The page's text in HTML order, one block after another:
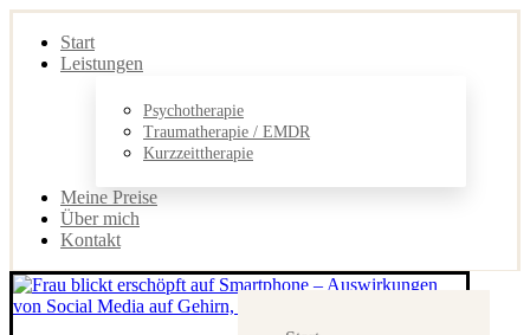
Start
Leistungen
Psychotherapie
Traumatherapie / EMDR
Kurzzeittherapie
Meine Preise
Über mich
Kontakt